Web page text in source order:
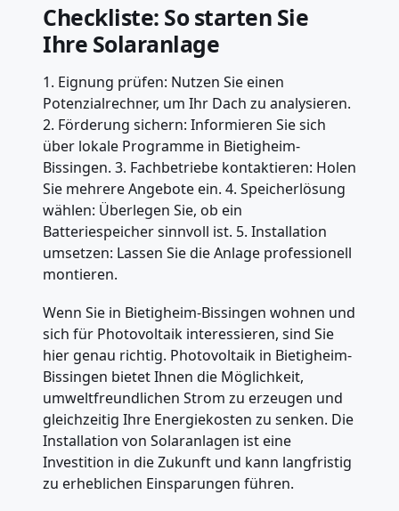
Checkliste: So starten Sie
Ihre Solaranlage
1. Eignung prüfen: Nutzen Sie einen
Potenzialrechner, um Ihr Dach zu analysieren.
2. Förderung sichern: Informieren Sie sich
über lokale Programme in Bietigheim-
Bissingen. 3. Fachbetriebe kontaktieren: Holen
Sie mehrere Angebote ein. 4. Speicherlösung
wählen: Überlegen Sie, ob ein
Batteriespeicher sinnvoll ist. 5. Installation
umsetzen: Lassen Sie die Anlage professionell
montieren.
Wenn Sie in Bietigheim-Bissingen wohnen und
sich für Photovoltaik interessieren, sind Sie
hier genau richtig. Photovoltaik in Bietigheim-
Bissingen bietet Ihnen die Möglichkeit,
umweltfreundlichen Strom zu erzeugen und
gleichzeitig Ihre Energiekosten zu senken. Die
Installation von Solaranlagen ist eine
Investition in die Zukunft und kann langfristig
zu erheblichen Einsparungen führen.